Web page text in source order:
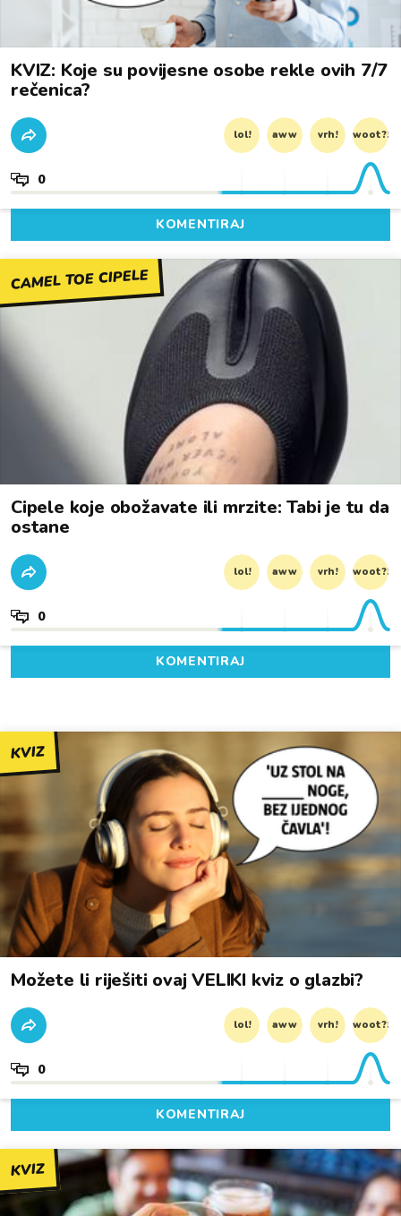
KVIZ: Koje su povijesne osobe rekle ovih 7/7
rečenica?
lol! aww vrh! woot?!
0
KOMENTIRAJ
CAMEL TOE CIPELE
Cipele koje obožavate ili mrzite: Tabi je tu da
ostane
lol! aww vrh! woot?!
0
KOMENTIRAJ
KVIZ
Možete li riješiti ovaj VELIKI kviz o glazbi?
lol! aww vrh! woot?!
0
KOMENTIRAJ
KVIZ